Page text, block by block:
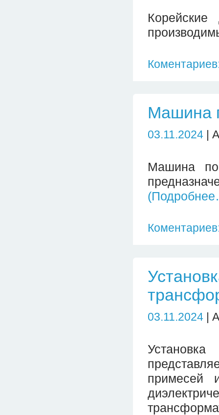
Машина
03.11.2024 |
Машина
03.11.2024 |
примесей